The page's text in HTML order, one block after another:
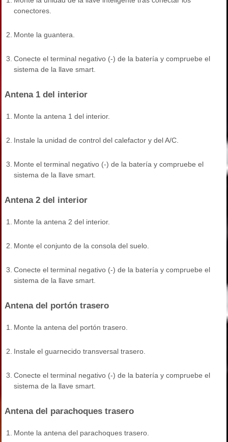
conectores.
2. Monte la guantera.
3. Conecte el terminal negativo (-) de la batería y compruebe el
sistema de la llave smart.
Antena 1 del interior
1. Monte la antena 1 del interior.
2. Instale la unidad de control del calefactor y del A/C.
3. Monte el terminal negativo (-) de la batería y compruebe el
sistema de la llave smart.
Antena 2 del interior
1. Monte la antena 2 del interior.
2. Monte el conjunto de la consola del suelo.
3. Conecte el terminal negativo (-) de la batería y compruebe el
sistema de la llave smart.
Antena del portón trasero
1. Monte la antena del portón trasero.
2. Instale el guarnecido transversal trasero.
3. Conecte el terminal negativo (-) de la batería y compruebe el
sistema de la llave smart.
Antena del parachoques trasero
1. Monte la antena del parachoques trasero.